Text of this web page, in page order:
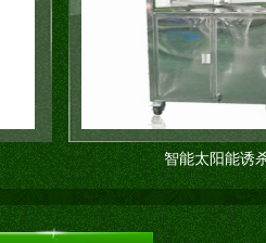
智能太阳能诱杀灯